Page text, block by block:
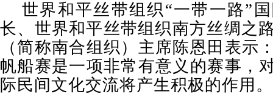
世界和平丝带组织“一带一路”
长、世界和平丝带组织南方丝绸之
（简称南合组织）主席陈恩田表示
帆船赛是一项非常有意义的赛事，
际民间文化交流将产生积极的作用。